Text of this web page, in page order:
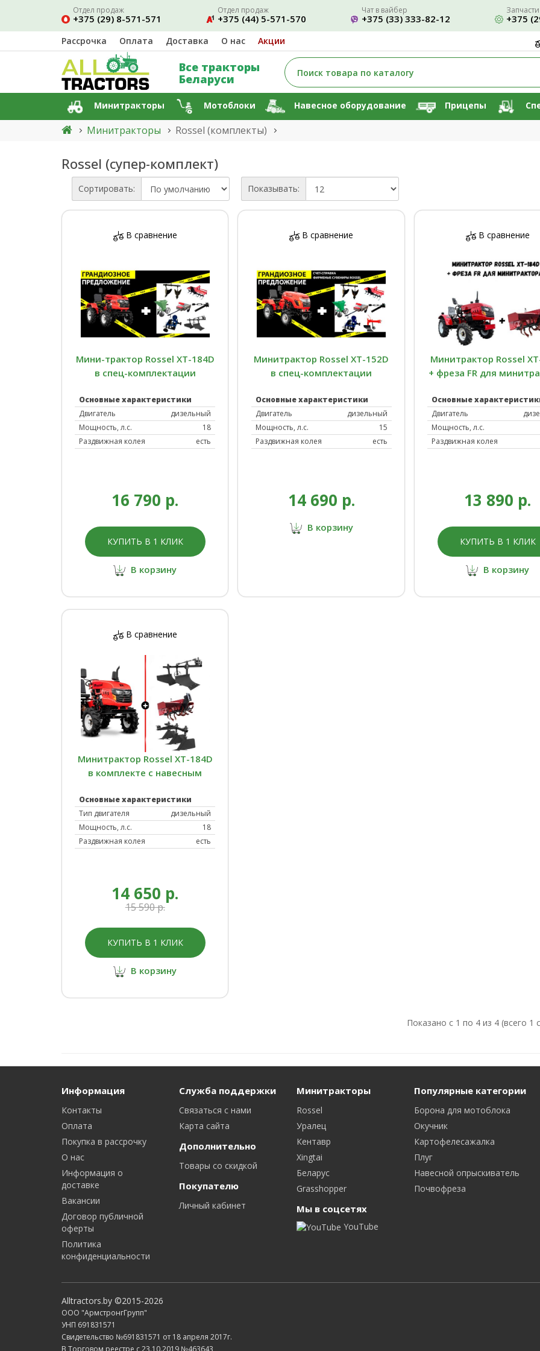
Отдел продаж
+375 (29) 8-571-571
Отдел продаж
+375 (44) 5-571-570
Чат в вайбер
+375 (33) 333-82-12
Запчасти
+375
Рассрочка Оплата Доставка О нас Акции
Все тракторы
Беларуси
Минитракторы Мотоблоки Навесное оборудование Прицепы
Минитракторы Rossel (комплекты)
Rossel (супер-комплект)
Сортировать: Показывать:
В сравнение
Мини-трактор Rossel XT-184D
в спец-комплектации
Основные характеристики
Двигатель
дизельный
Мощность, л.с.
18
Раздвижная колея
есть
16 790 р.
КУПИТЬ В 1 КЛИК
В корзину
В сравнение
Минитрактор Rossel XT-152D
в спец-комплектации
Основные характеристики
Двигатель
дизельный
Мощность, л.с.
15
Раздвижная колея
есть
14 690 р.
В корзину
В сравнение
Минитрактор Rossel
+ фреза FR для
Основные
Двигатель
Мощность, л.с.
Раздвижная колея
13 890 р.
КУПИТЬ В 1 КЛИК
В корзину
В сравнение
Минитрактор Rossel XT-184D
в комплекте с навесным
Основные характеристики
Тип двигателя
дизельный
Мощность, л.с.
18
Раздвижная колея
есть
14 650 р.
15 590 р.
КУПИТЬ В 1 КЛИК
В корзину
Показано с 1 по 4 из 4 (всего 1
Информация
Контакты
Оплата
Покупка в рассрочку
О нас
Информация о
доставке
Вакансии
Договор публичной
оферты
Политика
конфиденциальности
Служба поддержки
Связаться с нами
Карта сайта
Дополнительно
Товары со скидкой
Покупателю
Личный кабинет
Минитракторы
Rossel
Уралец
Кентавр
Xingtai
Беларус
Grasshopper
Популярные категории
Борона для мотоблока
Окучник
Картофелесажалка
Плуг
Навесной опрыскиватель
Почвофреза
Мы в соцсетях
YouTube
Alltractors.by ©2015-2026
ООО "АрмстронгГрупп"
УНП 691831571
Свидетельство №691831571 от 18 апреля 2017г.
В Торговом реестре с 23.10.2019 №463643